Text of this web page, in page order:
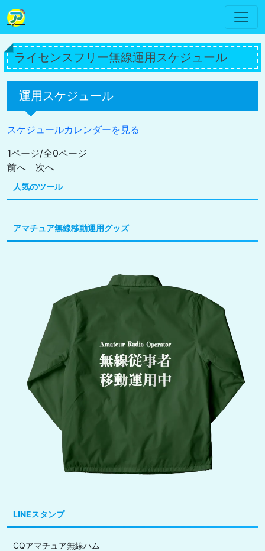
ライセンスフリー無線運用スケジュール
運用スケジュール
スケジュールカレンダーを見る
1ページ/全0ページ
前へ 次へ
人気のツール
アマチュア無線移動運用グッズ
LINEスタンプ
CQアマチュア無線ハム